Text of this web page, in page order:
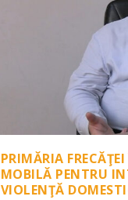
PRIMĂRIA
MOBILĂ PENTRU
VIOLENŢĂ